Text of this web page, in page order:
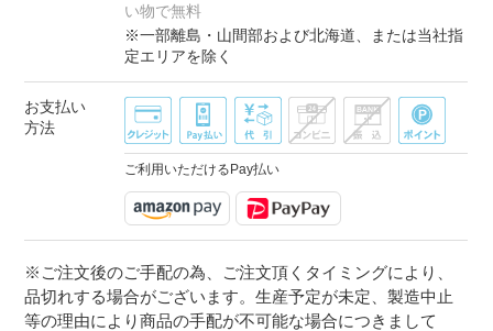
い物で無料
※一部離島・山間部および北海道、または当社指
定エリアを除く
お支払い
方法
ご利用いただけるPay払い
※ご注文後のご手配の為、ご注文頂くタイミングにより、
品切れする場合がございます。生産予定が未定、製造中止
等の理由により商品の手配が不可能な場合につきまして